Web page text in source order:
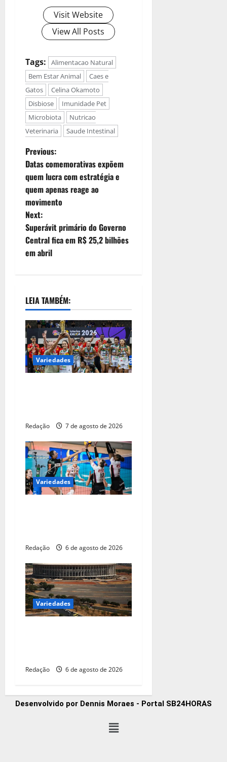
Visit Website
View All Posts
Tags:
Alimentacao Natural
Bem Estar Animal
Caes e
Gatos
Celina Okamoto
Disbiose
Imunidade Pet
Microbiota
Nutricao
Veterinaria
Saude Intestinal
Previous:
Datas comemorativas expõem
quem lucra com estratégia e
quem apenas reage ao
movimento
Next:
Superávit primário do Governo
Central fica em R$ 25,2 bilhões
em abril
LEIA TAMBÉM:
Variedades
Redação 7 de agosto de 2026
Variedades
Redação 6 de agosto de 2026
Variedades
Redação 6 de agosto de 2026
Desenvolvido por Dennis Moraes - Portal SB24HORAS